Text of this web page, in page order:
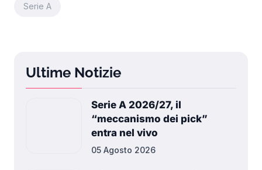
Serie A
Ultime Notizie
Serie A 2026/27, il
“meccanismo dei pick”
entra nel vivo
05 Agosto 2026